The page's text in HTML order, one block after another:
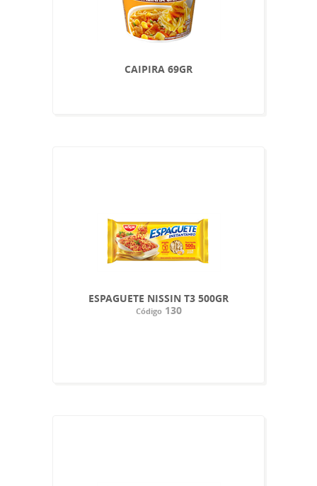
CAIPIRA 69GR
ESPAGUETE NISSIN T3 500GR
Código130